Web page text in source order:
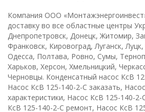
Компания ООО
доставку во все областные центры
Днепропетровск, Донецк, Житомир,
Франковск, Кировоград, Луганск,
Одесса, Полтава, Ровно, Сумы,
Харьков, Херсон, Хмельницкий,
Черновцы. Конденсатный насос КсВ
Насос КсВ 125-140-2-С заказать,
характеристики, Насос КсВ 125-140-
КсВ 125-140-2-С ремонт, Насос КсВ